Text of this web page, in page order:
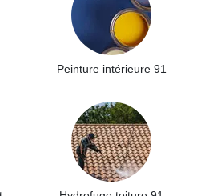
Peinture intérieure 91